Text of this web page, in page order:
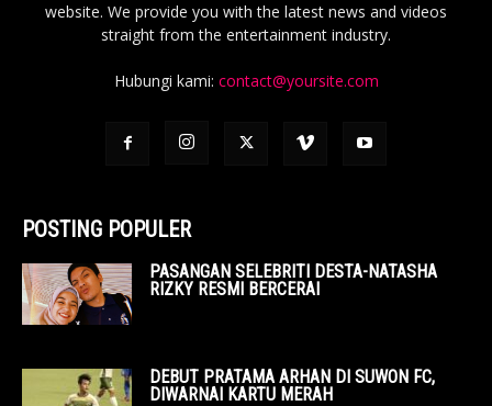
website. We provide you with the latest news and videos
straight from the entertainment industry.
Hubungi kami: contact@yoursite.com
POSTING POPULER
PASANGAN SELEBRITI DESTA-NATASHA
RIZKY RESMI BERCERAI
DEBUT PRATAMA ARHAN DI SUWON FC,
DIWARNAI KARTU MERAH